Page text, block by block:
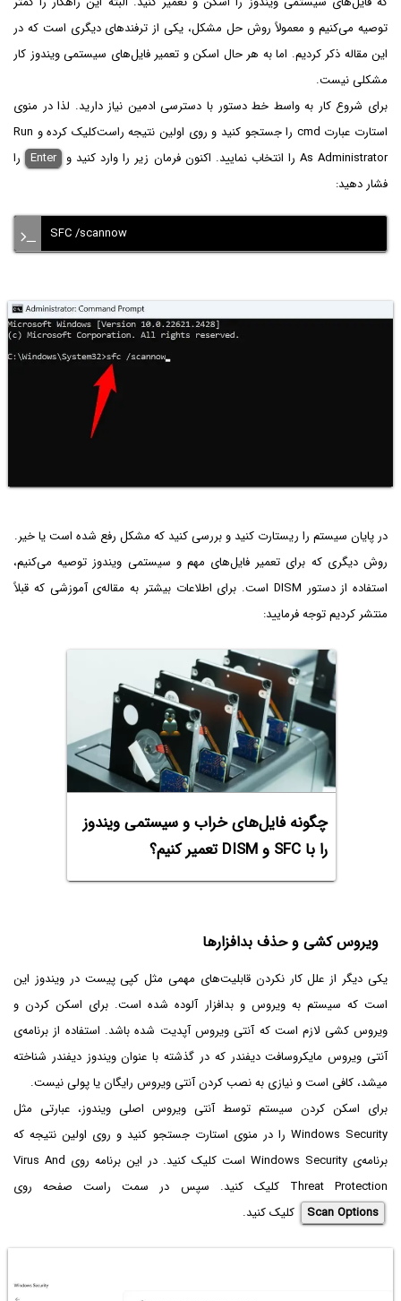
توصیه می‌کنیم و معمولاً روش حل مشکل، یکی از ترفندهای دیگری است که در
این مقاله ذکر کردیم. اما به هر حال اسکن و تعمیر فایل‌های سیستمی ویندوز کار
مشکلی نیست.
برای شروع کار به واسط خط دستور با دسترسی ادمین نیاز دارید. لذا در منوی
استارت عبارت cmd را جستجو کنید و روی اولین نتیجه راست‌کلیک کرده و Run
As Administrator را انتخاب نمایید. اکنون فرمان زیر را وارد کنید و
Enter‌ را
فشار دهید:
SFC /scannow
در پایان سیستم را ریستارت کنید و بررسی کنید که مشکل رفع شده است یا خیر.
روش دیگری که برای تعمیر فایل‌های مهم و سیستمی ویندوز توصیه می‌کنیم،
استفاده از دستور DISM است. برای اطلاعات بیشتر به مقاله‌ی آموزشی که قبلاً
منتشر کردیم توجه فرمایید:
چگونه فایل‌های خراب و سیستمی ویندوز
را با SFC و DISM تعمیر کنیم؟
ویروس کشی و حذف بدافزارها
یکی دیگر از علل کار نکردن قابلیت‌های مهمی مثل کپی پیست در ویندوز این
است که سیستم به ویروس و بدافزار آلوده شده است. برای اسکن کردن و
ویروس کشی لازم است که آنتی ویروس آپدیت شده باشد. استفاده از برنامه‌ی
آنتی ویروس مایکروسافت دیفندر که در گذشته با عنوان ویندوز دیفندر شناخته
میشد، کافی است و نیازی به نصب کردن آنتی ویروس رایگان یا پولی نیست.
برای اسکن کردن سیستم توسط آنتی ویروس اصلی ویندوز، عبارتی مثل
Windows Security را در منوی استارت جستجو کنید و روی اولین نتیجه که
برنامه‌ی Windows Security است کلیک کنید. در این برنامه روی Virus And
Threat Protection کلیک کنید. سپس در سمت راست صفحه روی
Scan Options
کلیک کنید.